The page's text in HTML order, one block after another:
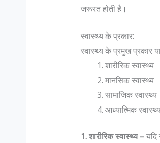
जरूरत होती है।
स्वास्थ्य के प्रकार:
स्वास्थ्य के प्रमुख प्रकार
शारीरिक स्वास्थ्य
मानसिक स्वास्थ्य
सामाजिक स्वास्थ्य
आध्यात्मिक
1. शारीरिक स्वास्थ्य –